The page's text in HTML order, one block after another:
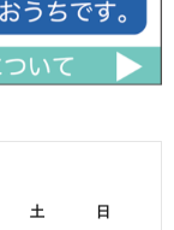
土 日